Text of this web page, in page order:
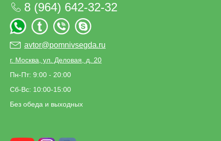
8 (964) 642-32-32
avtor@pomnivsegda.ru
г. Москва, ул. Деловая, д. 20
Пн-Пт: 9:00 - 20:00
Сб-Вс: 10:00-15:00
Без обеда и выходных